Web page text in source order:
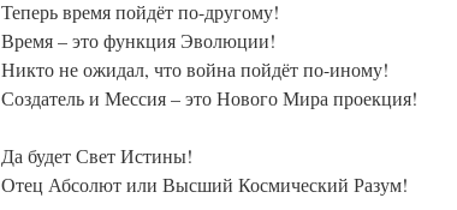
Теперь время пойдёт по-другому!
Время – это функция Эволюции!
Никто не ожидал, что война пойдёт по-иному!
Создатель и Мессия – это Нового Мира проекция!
Да будет Свет Истины!
Отец Абсолют или Высший Космический Разум!